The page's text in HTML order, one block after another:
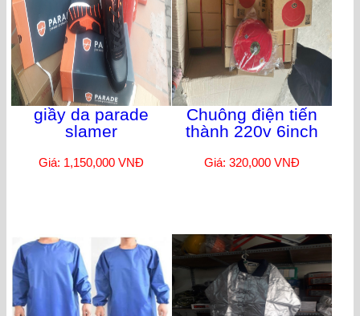
giầy da parade
slamer
Giá: 1,150,000 VNĐ
Chuông điện tiến
thành 220v 6inch
Giá: 320,000 VNĐ